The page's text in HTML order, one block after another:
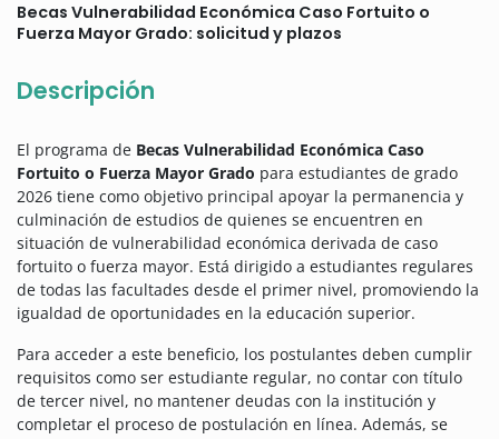
Becas Vulnerabilidad Económica Caso Fortuito o
Fuerza Mayor Grado: solicitud y plazos
Descripción
El programa de Becas Vulnerabilidad Económica Caso
Fortuito o Fuerza Mayor Grado para estudiantes de grado
2026 tiene como objetivo principal apoyar la permanencia y
culminación de estudios de quienes se encuentren en
situación de vulnerabilidad económica derivada de caso
fortuito o fuerza mayor. Está dirigido a estudiantes regulares
de todas las facultades desde el primer nivel, promoviendo la
igualdad de oportunidades en la educación superior.
Para acceder a este beneficio, los postulantes deben cumplir
requisitos como ser estudiante regular, no contar con título
de tercer nivel, no mantener deudas con la institución y
completar el proceso de postulación en línea. Además, se